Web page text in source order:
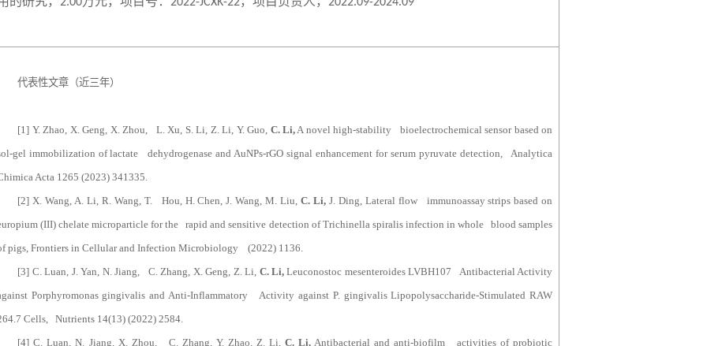
代表性文章（近三年）
[1] Y. Zhao, X. Geng, X. Zhou, L. Xu, S. Li, Z. Li, Y. Guo, C. Li,A novel high-stability bioelectrochemical sensor based on
gel immobilization of lactate dehydrogenase and AuNPs-rGO signal enhancement for serum pyruvate detection, Analytica
Acta 1265 (2023) 341335.
[2] X. Wang, A. Li, R. Wang, T. Hou, H. Chen, J. Wang, M. Liu,C. Li, J. Ding, Lateral flow immunoassay strips based on
(III) chelate microparticle for the rapid and sensitive detection of Trichinella spiralis infection in whole blood samples
pigs, Frontiers in Cellular and Infection Microbiology (2022) 1136.
[3] C. Luan, J. Yan, N. Jiang, C. Zhang, X. Geng, Z. Li, C. Li, Leuconostoc mesenteroides LVBH107 Antibacterial Activity
Porphyromonas gingivalis and Anti-Inflammatory Activity against P. gingivalis Lipopolysaccharide-Stimulated RAW
Cells, Nutrients 14(13) (2022) 2584.
[4] C. Luan, N. Jiang, X. Zhou, C. Zhang, Y. Zhao, Z. Li,C. Li, Antibacterial and anti-biofilm activities of probiotic